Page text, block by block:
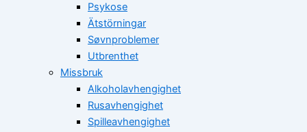
Psykose
Ätstörningar
Søvnproblemer
Utbrenthet
Missbruk
Alkoholavhengighet
Rusavhengighet
Spilleavhengighet